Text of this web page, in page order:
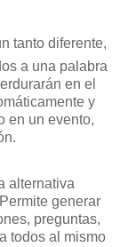
tanto diferente,
a una palabra
en el
y
en un evento,
alternativa
generar
preguntas,
todos al mismo